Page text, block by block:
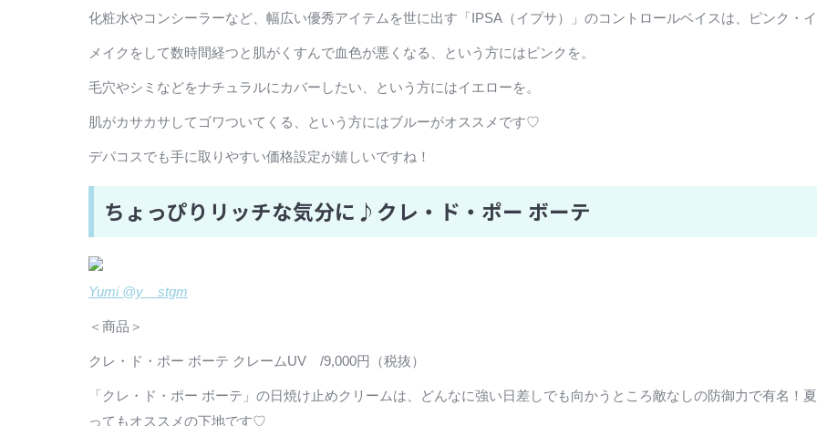
化粧水やコンシーラーなど、幅広い優秀アイテムを世に出す「IPSA（イプサ）」のコントロールベイスは、ピンク・
メイクをして数時間経つと肌がくすんで血色が悪くなる、という方にはピンクを。
毛穴やシミなどをナチュラルにカバーしたい、という方にはイエローを。
肌がカサカサしてゴワついてくる、という方にはブルーがオススメです♡
デパコスでも手に取りやすい価格設定が嬉しいですね！
ちょっぴりリッチな気分に♪クレ・ド・ポー ボーテ
Yumi @y__stgm
＜商品＞
クレ・ド・ポー ボーテ クレームUV /9,000円（税抜）
「クレ・ド・ポー ボーテ」の日焼け止めクリームは、どんなに強い日差しでも向かうところ敵なしの防御力で有名！
ってもオススメの下地です♡